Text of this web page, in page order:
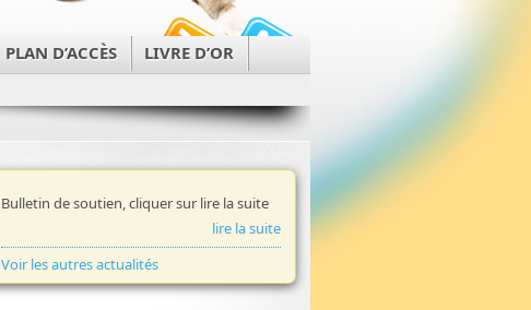
PLAN D’ACCÈS
LIVRE D’OR
Bulletin de soutien, cliquer sur lire la suite
lire la suite
Voir les autres actualités